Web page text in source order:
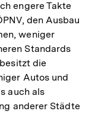
engere Takte
den Ausbau
weniger
Standards
die
Autos und
auch als
anderer Städte